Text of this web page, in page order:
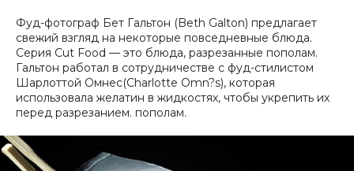
Фуд-фотограф Бет Гальтон (Beth Galton) предлагает
свежий взгляд на некоторые повседневные блюда.
Серия Cut Food — это блюда, разрезанные пополам.
Гальтон работал в сотрудничестве с фуд-стилистом
Шарлоттой Омнес(Charlotte Omn?s), которая
использовала желатин в жидкостях, чтобы укрепить их
перед разрезанием. пополам.